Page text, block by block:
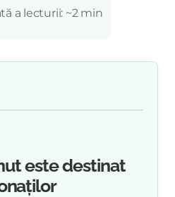
a lecturii: ~2 min
este destinat